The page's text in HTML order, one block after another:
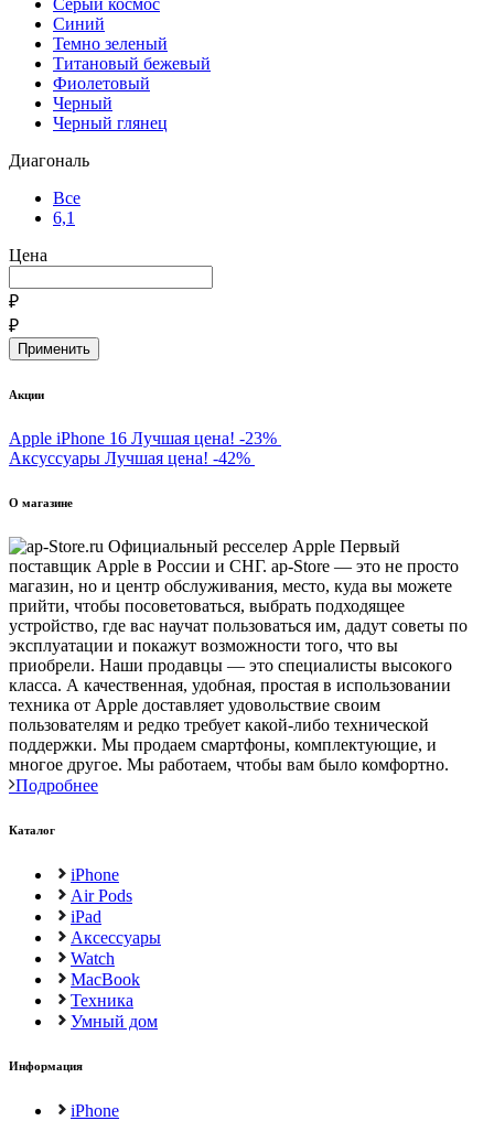
Серый космос
Синий
Темно зеленый
Титановый бежевый
Фиолетовый
Черный
Черный глянец
Диагональ
Все
6,1
Цена
₽
₽
Акции
Apple iPhone 16 Лучшая цена! -23%
Аксуссуары Лучшая цена! -42%
О магазине
Первый
поставщик Apple в России и СНГ. ap-Store — это не просто
магазин, но и центр обслуживания, место, куда вы можете
прийти, чтобы посоветоваться, выбрать подходящее
устройство, где вас научат пользоваться им, дадут советы по
эксплуатации и покажут возможности того, что вы
приобрели. Наши продавцы — это специалисты высокого
класса. А качественная, удобная, простая в использовании
техника от Apple доставляет удовольствие своим
пользователям и редко требует какой-либо технической
поддержки. Мы продаем смартфоны, комплектующие, и
многое другое. Мы работаем, чтобы вам было комфортно.
Подробнее
Каталог
iPhone
Air Pods
iPad
Аксессуары
Watch
MacBook
Техника
Умный дом
Информация
iPhone